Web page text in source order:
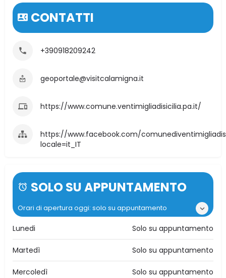
CONTATTI
+390918209242
geoportale@visitcalamigna.it
https://www.comune.ventimigliadisicilia.pa.it/
https://www.facebook.com/
locale=it_IT
SOLO SU APPUNTAMENTO
Orari di apertura oggi: solo su appuntamento
Lunedi Solo su appuntamento
Martedì Solo su appuntamento
Mercoledì Solo su appuntamento